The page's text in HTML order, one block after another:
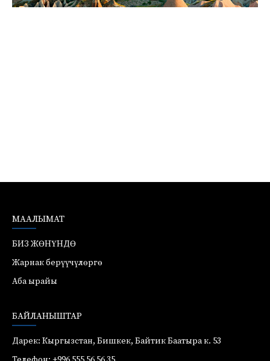
МААЛЫМАТ
БИЗ ЖӨНҮНДӨ
Жарнак берүүчүлөргө
Аба ырайы
БАЙЛАНЫШТАР
Дарек: Кыргызстан, Бишкек, Байтик Баатыра к. 53